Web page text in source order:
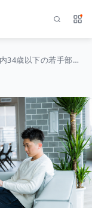
サ
【国内34歳以下の若手部門 第1位】個人フィードバック付きグループディスカッション選考 〜28卒｜選抜型3daysインターン〜